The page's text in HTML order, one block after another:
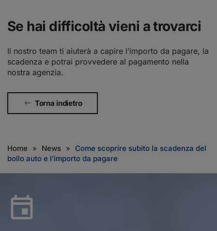
Se hai difficoltà vieni a trovarci
Il nostro team ti aiuterà a capire l’importo da pagare, la
scadenza e potrai provvedere al pagamento nella
nostra agenzia.
Torna indietro
Home News
Come scoprire subito la scadenza del
bollo auto e l’importo da pagare